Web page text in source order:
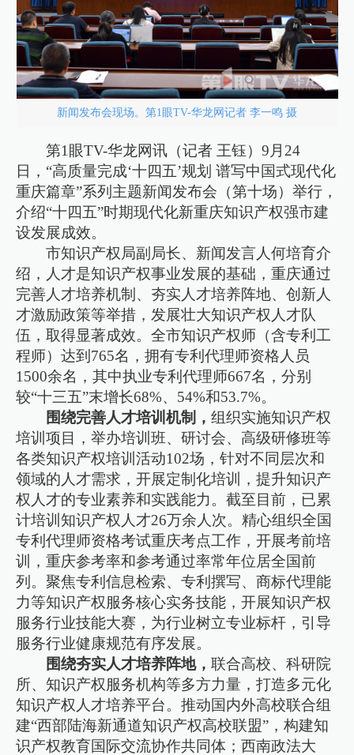
新闻发布会现场。第1眼TV-华龙网记者 李一鸣 摄
第1眼TV-华龙网讯（记者 王钰）9月24
日，“高质量完成‘十四五’规划 谱写中国式现代化
重庆篇章”系列主题新闻发布会（第十场）举行，
介绍“十四五”时期现代化新重庆知识产权强市建
设发展成效。
市知识产权局副局长、新闻发言人何培育介
绍，人才是知识产权事业发展的基础，重庆通过
完善人才培养机制、夯实人才培养阵地、创新人
才激励政策等举措，发展壮大知识产权人才队
伍，取得显著成效。全市知识产权师（含专利工
程师）达到765名，拥有专利代理师资格人员
1500余名，其中执业专利代理师667名，分别
较“十三五”末增长68%、54%和53.7%。
围绕完善人才培训机制，组织实施知识产权
培训项目，举办培训班、研讨会、高级研修班等
各类知识产权培训活动102场，针对不同层次和
领域的人才需求，开展定制化培训，提升知识产
权人才的专业素养和实践能力。截至目前，已累
计培训知识产权人才26万余人次。精心组织全国
专利代理师资格考试重庆考点工作，开展考前培
训，重庆参考率和参考通过率常年位居全国前
列。聚焦专利信息检索、专利撰写、商标代理能
力等知识产权服务核心实务技能，开展知识产权
服务行业技能大赛，为行业树立专业标杆，引导
服务行业健康规范有序发展。
围绕夯实人才培养阵地，联合高校、科研院
所、知识产权服务机构等多方力量，打造多元化
知识产权人才培养平台。推动国内外高校联合组
建“西部陆海新通道知识产权高校联盟”，构建知
识产权教育国际交流协作共同体；西南政法大